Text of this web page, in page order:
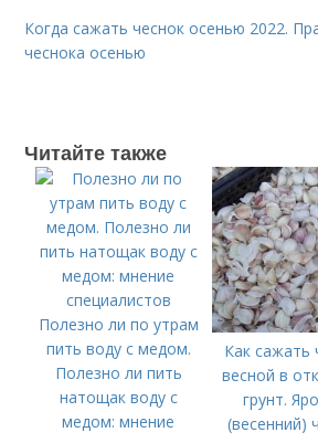
Когда сажать чеснок осенью 2022.
чеснока осенью
Читайте также
Полезно ли по утрам
пить воду с медом.
Полезно ли пить
натощак воду с
медом: мнение
Как сажать
весной в
грунт.
(весенний)